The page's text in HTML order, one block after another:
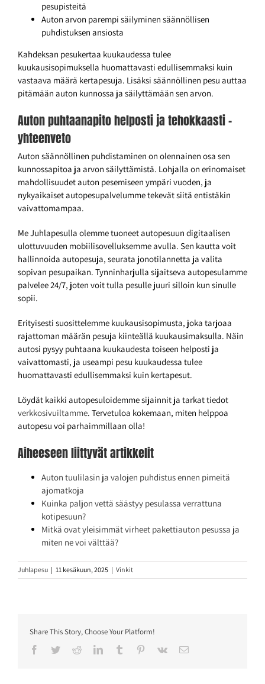
pesupisteitä
Auton arvon parempi säilyminen säännöllisen
puhdistuksen ansiosta
Kahdeksan pesukertaa kuukaudessa tulee
kuukausisopimuksella huomattavasti edullisemmaksi kuin
vastaava määrä kertapesuja. Lisäksi säännöllinen pesu auttaa
pitämään auton kunnossa ja säilyttämään sen arvon.
Auton puhtaanapito helposti ja tehokkaasti –
yhteenveto
Auton säännöllinen puhdistaminen on olennainen osa sen
kunnossapitoa ja arvon säilyttämistä. Lohjalla on erinomaiset
mahdollisuudet auton pesemiseen ympäri vuoden, ja
nykyaikaiset autopesupalvelumme tekevät siitä entistäkin
vaivattomampaa.
Me Juhlapesulla olemme tuoneet autopesuun digitaalisen
ulottuvuuden mobiilisovelluksemme avulla. Sen kautta voit
hallinnoida autopesuja, seurata jonotilannetta ja valita
sopivan pesupaikan. Tynninharjulla sijaitseva autopesulamme
palvelee 24/7, joten voit tulla pesulle juuri silloin kun sinulle
sopii.
Erityisesti suosittelemme kuukausisopimusta, joka tarjoaa
rajattoman määrän pesuja kiinteällä kuukausimaksulla. Näin
autosi pysyy puhtaana kuukaudesta toiseen helposti ja
vaivattomasti, ja useampi pesu kuukaudessa tulee
huomattavasti edullisemmaksi kuin kertapesut.
Löydät kaikki autopesuloidemme sijainnit ja tarkat tiedot
verkkosivuiltamme. Tervetuloa kokemaan, miten helppoa
autopesu voi parhaimmillaan olla!
Aiheeseen liittyvät artikkelit
Auton tuulilasin ja valojen puhdistus ennen pimeitä
ajomatkoja
Kuinka paljon vettä säästyy pesulassa verrattuna
kotipesuun?
Mitkä ovat yleisimmät virheet pakettiauton pesussa ja
miten ne voi välttää?
Juhlapesu | 11 kesäkuun, 2025 | Vinkit
Share This Story, Choose Your Platform!
Facebook
TwitterRedditLinkedInTumblr Pinterest
Vk Sähköposti